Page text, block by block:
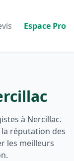
Espace Pro
à Nercillac.
la réputation des
les meilleurs